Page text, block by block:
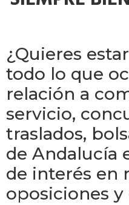
¿Quieres
todo lo que
relación a
servicio,
traslados,
de Andalucía
de interés en
oposiciones y